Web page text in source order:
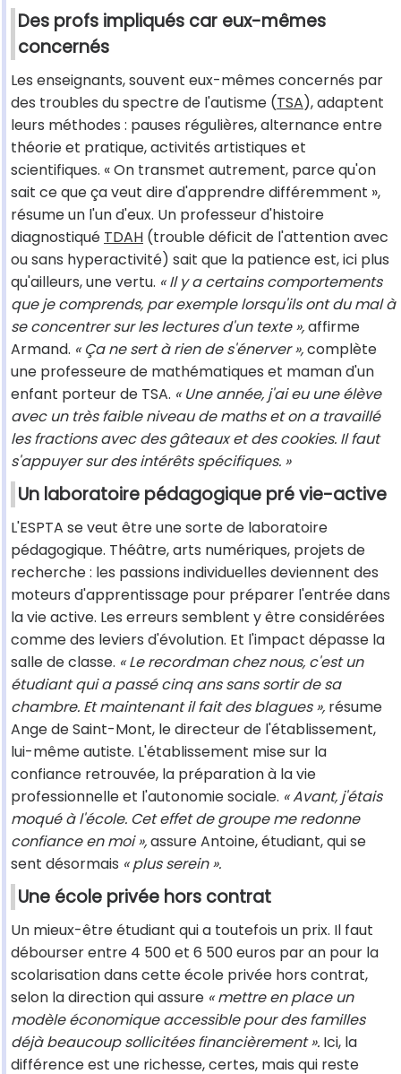
Des profs impliqués car eux-mêmes
concernés
Les enseignants, souvent eux-mêmes concernés par
des troubles du spectre de l'autisme (TSA), adaptent
leurs méthodes : pauses régulières, alternance entre
théorie et pratique, activités artistiques et
scientifiques. « On transmet autrement, parce qu'on
sait ce que ça veut dire d'apprendre différemment »,
résume un l'un d'eux. Un professeur d'histoire
diagnostiqué TDAH (trouble déficit de l'attention avec
ou sans hyperactivité) sait que la patience est, ici plus
qu'ailleurs, une vertu. « Il y a certains comportements
que je comprends, par exemple lorsqu'ils ont du mal à
se concentrer sur les lectures d'un texte »,affirme
Armand. « Ça ne sert à rien de s'énerver »,complète
une professeure de mathématiques et maman d'un
enfant porteur de TSA. « Une année, j'ai eu une élève
avec un très faible niveau de maths et on a travaillé
les fractions avec des gâteaux et des cookies. Il faut
s'appuyer sur des intérêts spécifiques. »
Un laboratoire pédagogique pré vie-active
L'ESPTA se veut être une sorte de laboratoire
pédagogique. Théâtre, arts numériques, projets de
recherche : les passions individuelles deviennent des
moteurs d'apprentissage pour préparer l'entrée dans
la vie active. Les erreurs semblent y être considérées
comme des leviers d'évolution. Et l'impact dépasse la
salle de classe. « Le recordman chez nous, c'est un
étudiant qui a passé cinq ans sans sortir de sa
chambre. Et maintenant il fait des blagues », résume
Ange de Saint-Mont, le directeur de l'établissement,
lui-même autiste. L'établissement mise sur la
confiance retrouvée, la préparation à la vie
professionnelle et l'autonomie sociale. « Avant, j'étais
moqué à l'école. Cet effet de groupe me redonne
confiance en moi »,assure Antoine, étudiant, qui se
sent désormais « plus serein ».
Une école privée hors contrat
Un mieux-être étudiant qui a toutefois un prix. Il faut
débourser entre 4 500 et 6 500 euros par an pour la
scolarisation dans cette école privée hors contrat,
selon la direction qui assure « mettre en place un
modèle économique accessible pour des familles
déjà beaucoup sollicitées financièrement ». Ici, la
différence est une richesse, certes, mais qui reste